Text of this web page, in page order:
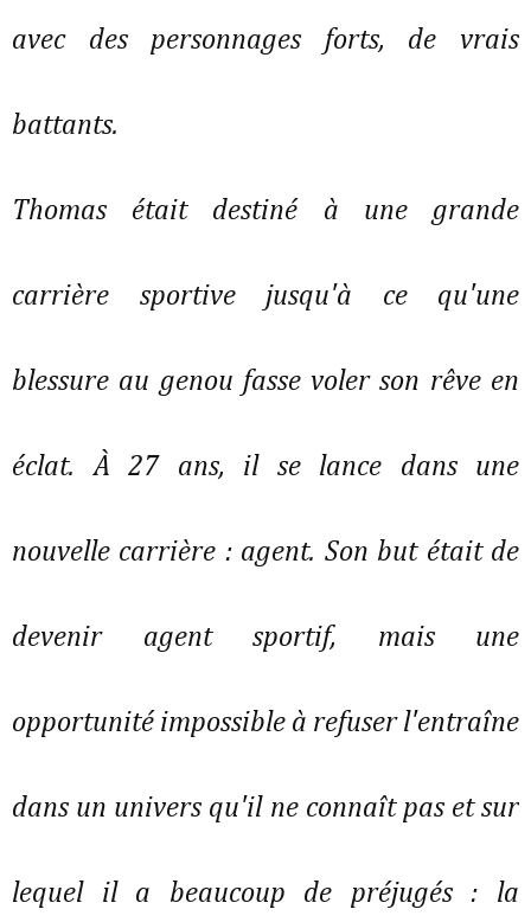
avec des personnages forts, de vrais
battants.
Thomas était destiné à une grande
carrière sportive jusqu'à ce qu'une
blessure au genou fasse voler son rêve en
éclat. À 27 ans, il se lance dans une
nouvelle carrière : agent. Son but était de
devenir agent sportif, mais une
opportunité impossible à refuser l'entraîne
dans un univers qu'il ne connaît pas et sur
lequel il a beaucoup de préjugés : la